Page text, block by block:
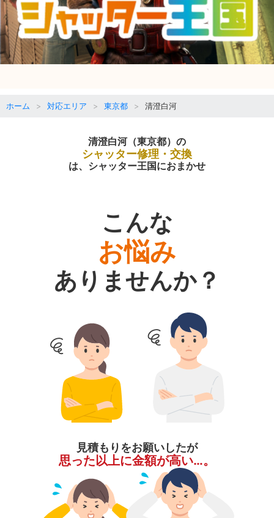
ホーム 対応エリア 東京都 清澄白河
清澄白河（東京都）の
シャッター修理・交換
は、シャッター王国におまかせ
こんな
お悩み
ありませんか？
見積もりをお願いしたが
思った以上に金額が高い…。